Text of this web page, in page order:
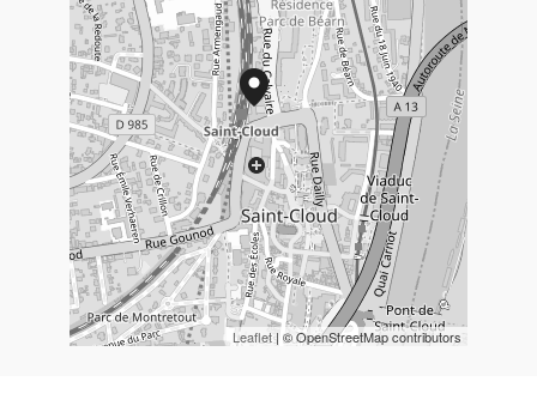
Leaflet| © OpenStreetMap contributors